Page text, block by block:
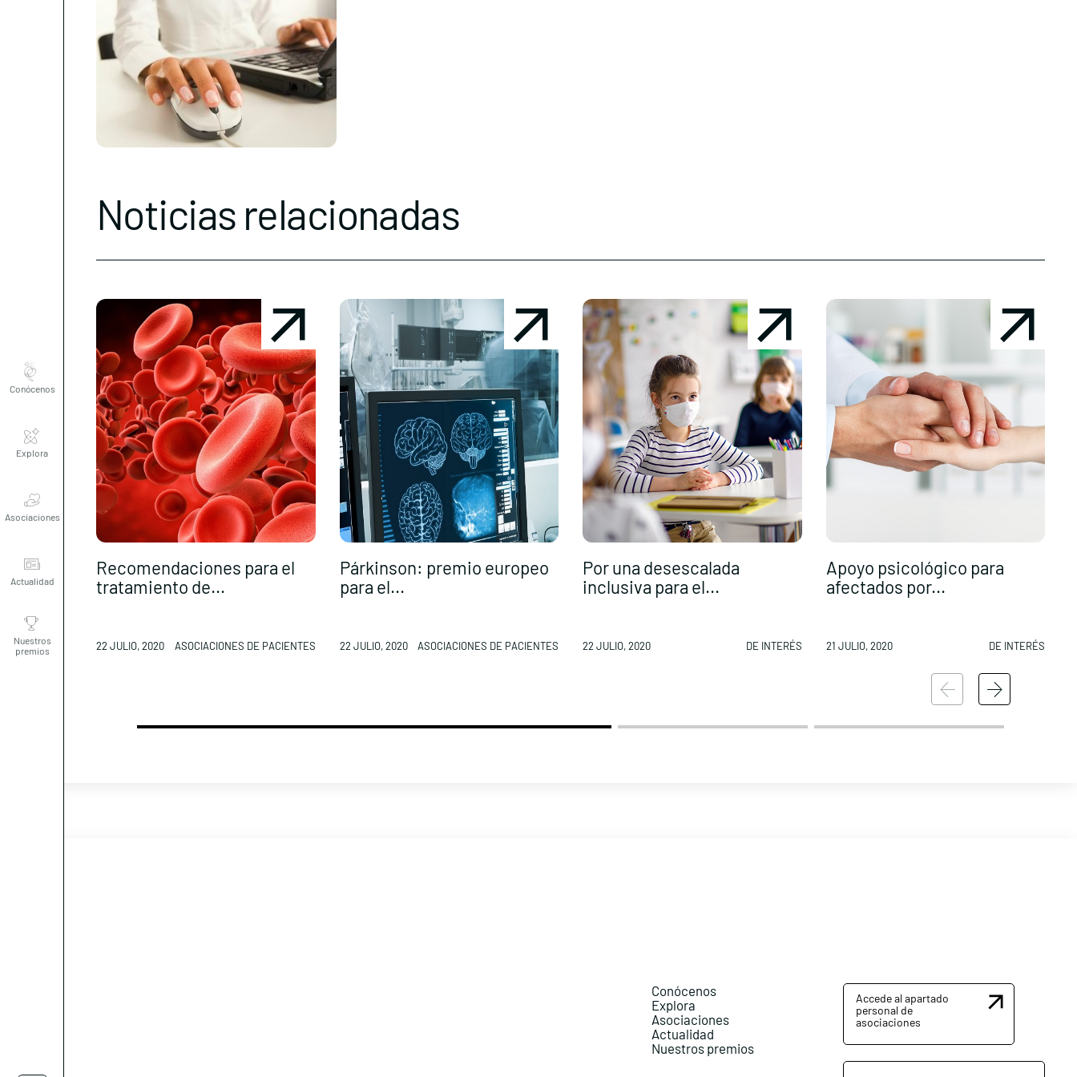
Conócenos
Explora
Asociaciones
Actualidad
Nuestros
premios
Noticias relacionadas
Recomendaciones para el
tratamiento de...
22 JULIO, 2020 ASOCIACIONES DE PACIENTES
Párkinson: premio europeo
para el...
22 JULIO, 2020 ASOCIACIONES DE PACIENTES
Por una desescalada
inclusiva para el...
22 JULIO, 2020 DE INTERÉS
Apoyo psicológico para
afectados por...
21 JULIO, 2020 DE INTERÉS
Conócenos
Explora
Asociaciones
Actualidad
Nuestros premios
Accede al apartado
personal de
asociaciones